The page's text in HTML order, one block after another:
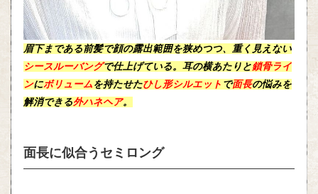
眉下まである前髪で顔の露出範囲を狭めつつ、 重く 見えない
シースルーバングで仕上げている。耳の横あたりと鎖骨ライ
ンにボリューム を持たせたひし形シルエット で面長の悩みを
解消できる外ハネヘア。
面長に似合うセミロング